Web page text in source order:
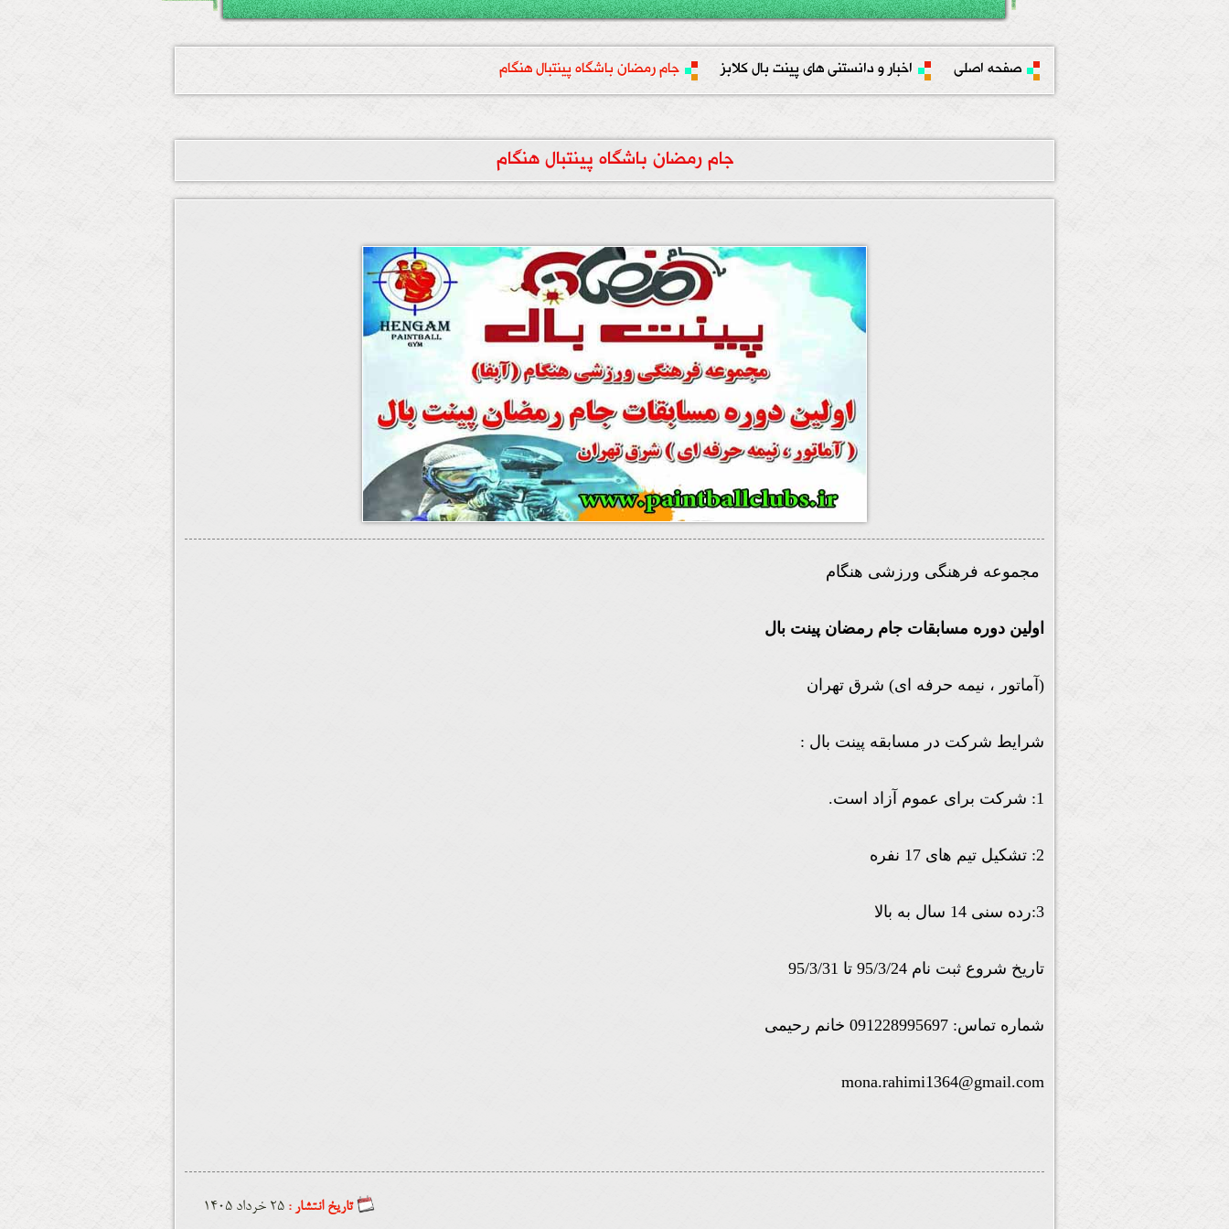
صفحه اصلی اخبار و دانستنی های پینت بال کلابز جام رمضان باشگاه پینتبال هنگام
جام رمضان باشگاه پینتبال هنگام
مجموعه فرهنگی ورزشی هنگام
اولین دوره مسابقات جام رمضان پینت بال
(آماتور ، نیمه حرفه ای) شرق تهران
شرایط شرکت در مسابقه پینت بال :
1: شرکت برای عموم آزاد است.
2: تشکیل تیم های 17 نفره
3:رده سنی 14 سال به بالا
تاریخ شروع ثبت نام 95/3/24 تا 95/3/31
شماره تماس: 091228995697 خانم رحیمی
mona.rahimi1364@gmail.com
تاریخ انتشار : 25 خرداد 1405